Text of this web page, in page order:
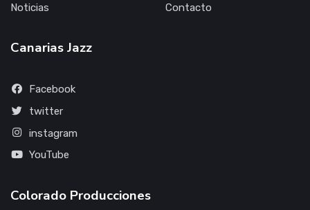
Noticias
Contacto
Canarias Jazz
Facebook
twitter
instagram
YouTube
Colorado Producciones